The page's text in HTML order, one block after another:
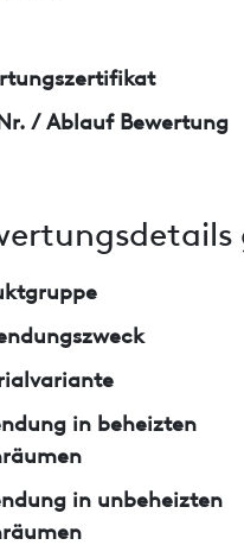
/ Ablauf Bewertung
in beheizten
in unbeheizten